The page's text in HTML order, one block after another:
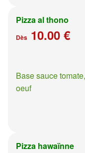
Pizza al thono
Dès 10.00 €
Base sauce
oeuf
Pizza hawaïnne